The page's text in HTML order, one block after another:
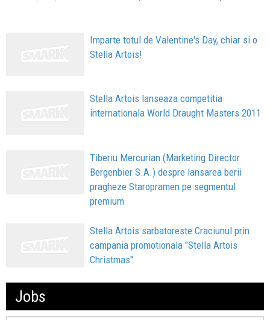
Imparte totul de Valentine's Day, chiar si o
Stella Artois!
Stella Artois lanseaza competitia
internationala World Draught Masters 2011
Tiberiu Mercurian (Marketing Director
Bergenbier S.A.) despre lansarea berii
pragheze Staropramen pe segmentul
premium
Stella Artois sarbatoreste Craciunul prin
campania promotionala "Stella Artois
Christmas"
Jobs